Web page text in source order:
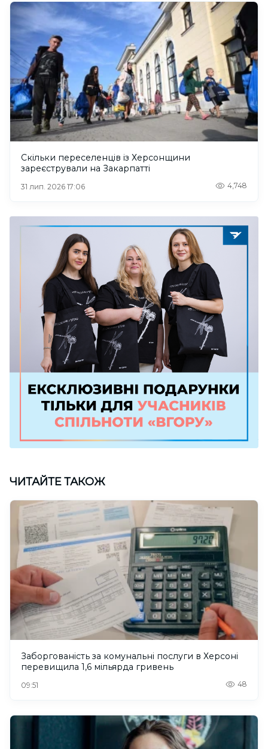
Скільки переселенців із Херсонщини
зареєстрували на Закарпатті
31 лип. 2026 17:06 4,748
ЧИТАЙТЕ ТАКОЖ
Заборгованість за комунальні послуги в Херсоні
перевищила 1,6 мільярда гривень
09:51 48